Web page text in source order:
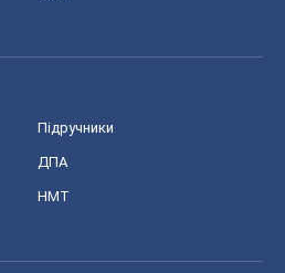
Підручники
ДПА
НМТ